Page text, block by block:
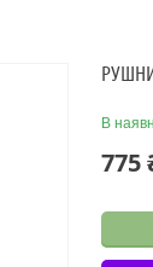
В
775